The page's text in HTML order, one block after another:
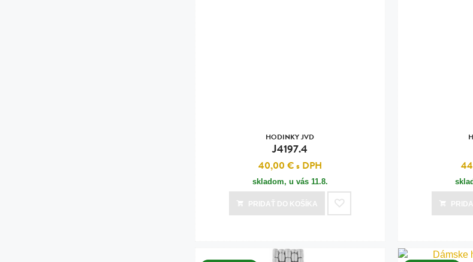
HODINKY JVD
J4197.4
40,00 €s DPH
skladom, u vás 11.8.
PRIDAŤDO KOŠÍKA